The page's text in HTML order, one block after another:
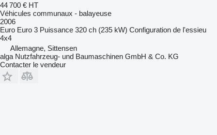
44 700 € HT
Véhicules communaux - balayeuse
2006
Euro Euro 3 Puissance 320 ch (235 kW) Configuration de l'essieu
4x4
Allemagne, Sittensen
alga Nutzfahrzeug- und Baumaschinen GmbH & Co. KG
Contacter le vendeur